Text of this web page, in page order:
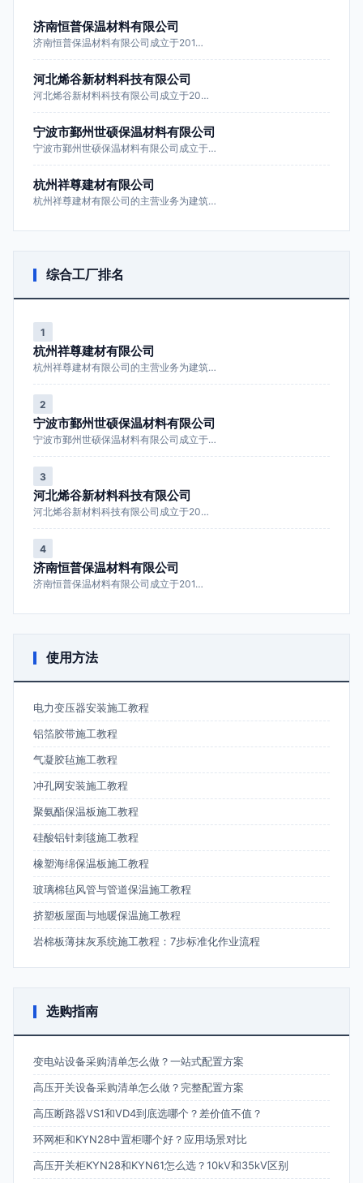
济南恒普保温材料有限公司
济南恒普保温材料有限公司成立于201…
河北烯谷新材料科技有限公司
河北烯谷新材料科技有限公司成立于20…
宁波市鄞州世硕保温材料有限公司
宁波市鄞州世硕保温材料有限公司成立于…
杭州祥尊建材有限公司
杭州祥尊建材有限公司的主营业务为建筑…
综合工厂排名
1
杭州祥尊建材有限公司
杭州祥尊建材有限公司的主营业务为建筑…
2
宁波市鄞州世硕保温材料有限公司
宁波市鄞州世硕保温材料有限公司成立于…
3
河北烯谷新材料科技有限公司
河北烯谷新材料科技有限公司成立于20…
4
济南恒普保温材料有限公司
济南恒普保温材料有限公司成立于201…
使用方法
电力变压器安装施工教程
铝箔胶带施工教程
气凝胶毡施工教程
冲孔网安装施工教程
聚氨酯保温板施工教程
硅酸铝针刺毯施工教程
橡塑海绵保温板施工教程
玻璃棉毡风管与管道保温施工教程
挤塑板屋面与地暖保温施工教程
岩棉板薄抹灰系统施工教程：7步标准化作业流程
选购指南
变电站设备采购清单怎么做？一站式配置方案
高压开关设备采购清单怎么做？完整配置方案
高压断路器VS1和VD4到底选哪个？差价值不值？
环网柜和KYN28中置柜哪个好？应用场景对比
高压开关柜KYN28和KYN61怎么选？10kV和35kV区别